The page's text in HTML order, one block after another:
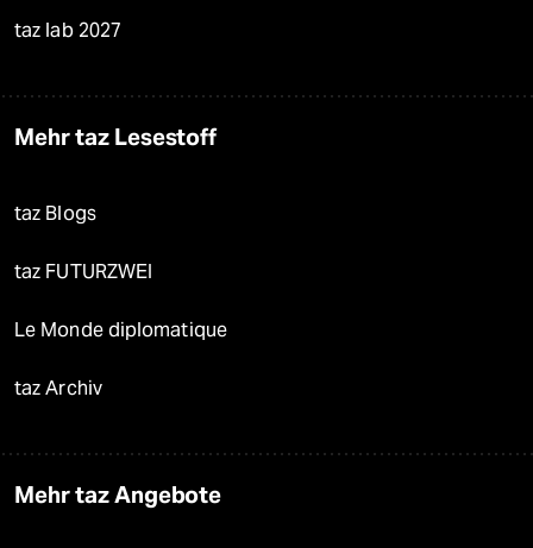
taz lab 2027
Mehr taz Lesestoff
taz Blogs
taz FUTURZWEI
Le Monde diplomatique
taz Archiv
Mehr taz Angebote